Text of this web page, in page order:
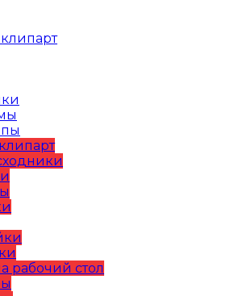
рабочий стол